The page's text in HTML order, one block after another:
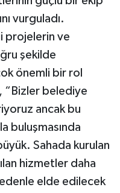
vurguladı.
projelerin ve
şekilde
önemli bir rol
“Bizler belediye
ancak bu
buluşmasında
Sahada kurulan
hizmetler daha
elde edilecek